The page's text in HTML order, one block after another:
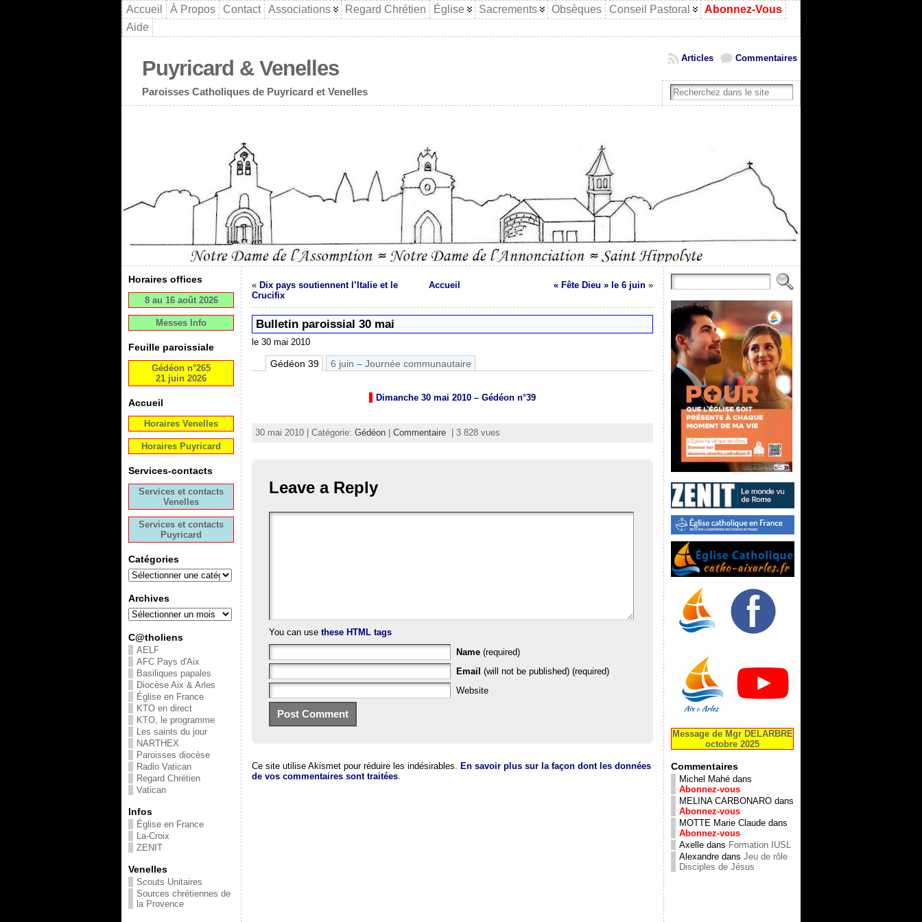
Accueil À Propos Contact Associations Regard Chrétien Église Sacrements Obsèques Conseil Pastoral
Abonnez-Vous
Aide
Puyricard & Venelles
Paroisses Catholiques de Puyricard et Venelles
Commentaires
Articles
Horaires offices
8 au 16 août 2026
Messes Info
Feuille paroissiale
Gédéon n°265
21 juin 2026
Accueil
Horaires Venelles
Horaires Puyricard
Services-contacts
Services et contacts
Venelles
Services et contacts
Puyricard
Catégories
Archives
C@tholiens
AELF
AFC Pays d'Aix
Basiliques papales
Diocèse Aix & Arles
Église en France
KTO en direct
KTO, le programme
Les saints du jour
NARTHEX
Paroisses diocèse
Radio Vatican
Regard Chrétien
Vatican
Infos
Église en France
La-Croix
ZENIT
Venelles
Scouts Unitaires
Sources chrétiennes de
la Provence
« Dix pays soutiennent l’Italie et le
Crucifix
Accueil « Fête Dieu » le 6 juin »
Bulletin paroissial 30 mai
le 30 mai 2010
Gédéon 39 6 juin – Journée communautaire
Dimanche 30 mai 2010 – Gédéon n°39
30 mai 2010 | Catégorie: Gédéon Commentaire | 3 828 vues
Leave a Reply
You can use these HTML tags
Name (required)
Email (will not be published) (required)
Website
Ce site utilise Akismet pour réduire les indésirables.
En savoir plus sur la façon dont les données
de vos commentaires sont traitées
Message de Mgr DELARBRE
octobre 2025
Commentaires
Michel Mahé dans
Abonnez-vous
MELINA CARBONARO dans
Abonnez-vous
MOTTE Marie Claude dans
Abonnez-vous
Axelle dans Formation IUSL
Alexandre dans Jeu de rôle
Disciples de Jésus